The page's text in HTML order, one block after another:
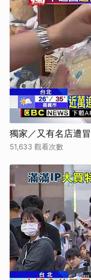
獨家／又有名店遭
51,633 觀看次數